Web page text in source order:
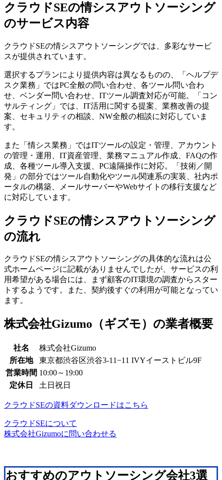
クラウドSEの情シスアウトソーシング
のサービス内容
クラウドSEの情シスアウトソーシングでは、多彩なサービ
スが提供されています。
選択するプランにより提供内容は異なるものの、「ヘルプデ
スク業務」ではPC全般の問い合わせ、各ツール問い合わ
せ、ベンダー問い合わせ、ITツール調査対応が可能。「コン
サルティング」では、IT活用に関する提案、業務改善の提
案、セキュリティの相談、NW全般の相談に対応していま
す。
また「情シス業務」ではITツールの設定・管理、アカウント
の管理・運用、IT資産管理、業務マニュアル作成、FAQの作
成、各種ツール導入支援、PC遠隔操作に対応。「技術／開
発」の部分ではツール自動化やツール関連系の実装、社内ポ
ータルの構築、メールサーバーやWebサイトの移行支援など
に対応しています。
クラウドSEの情シスアウトソーシング
の流れ
クラウドSEの情シスアウトソーシングの具体的な流れは公
式ホームページに記載がありませんでしたが、サービスの利
用希望がある場合には、まず顧客のIT環境の調査からスター
トするようです。また、契約後すぐの利用が可能となってい
ます。
株式会社Gizumo（ギズモ）の業者概要
社名
株式会社Gizumo
所在地
東京都渋谷区渋谷3-11−11 IVYイーストビル9F
営業時間 10:00～19:00
定休日
土日祝日
クラウドSEの資料ダウンロードはこちら
クラウドSEについて
株式会社Gizumoに問い合わせる
おすすめのアウトソーシング会社3選